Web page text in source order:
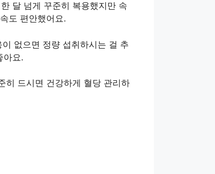
달 넘게 꾸준히 복용했지만 속
도 편안했어요.
없으면 정량 섭취하시는 걸 추
아요.
히 드시면 건강하게 혈당 관리하